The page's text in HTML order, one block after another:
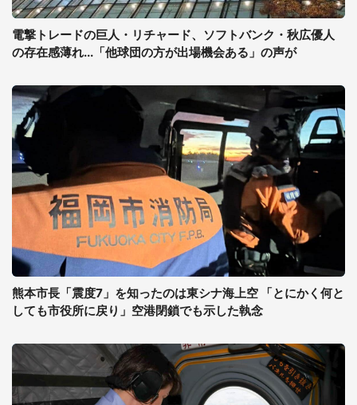
電撃トレードの巨人・リチャード、ソフトバンク・秋広優人
の存在感薄れ...「他球団の方が出場機会ある」の声が
熊本市長「震度7」を知ったのは東シナ海上空 「とにかく何と
しても市役所に戻り」空港閉鎖でも示した執念